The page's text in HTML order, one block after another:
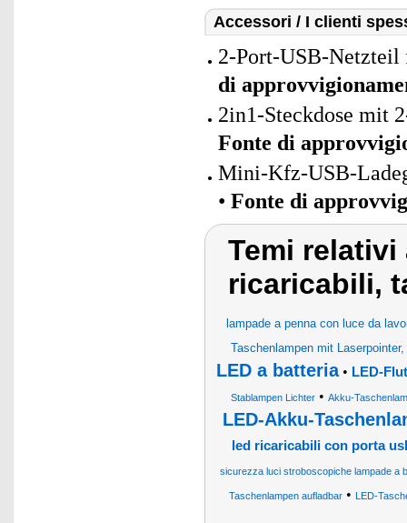
Accessori / I clienti
2-Port-USB-
di
2in1-Steckdose mit
Fonte di
Mini-Kfz-USB-
• Fonte di
Temi
ricaricabili,
lampade a penna con luce da
Taschenlampen mit
LED a batteria• LED-
Stablampen Lichter• Akku-
LED-Akku-
led ricaricabili con porta
sicurezza luci stroboscopiche lampade a
Taschenlampen aufladbar • LED-